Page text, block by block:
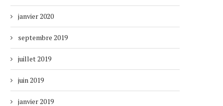
janvier 2020
septembre 2019
juillet 2019
juin 2019
janvier 2019